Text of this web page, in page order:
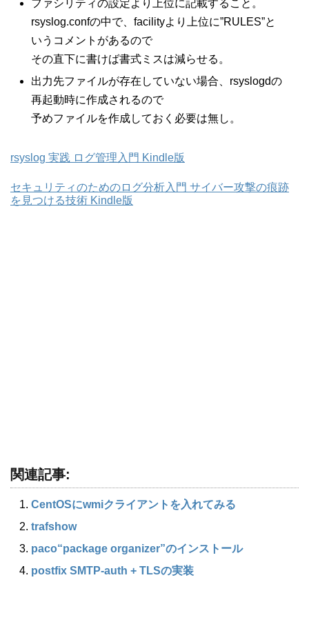
ファシリティの設定より上位に記載すること。
rsyslog.confの中で、facilityより上位に”RULES”と
いうコメントがあるので
その直下に書けば書式ミスは減らせる。
出力先ファイルが存在していない場合、rsyslogdの
再起動時に作成されるので
予めファイルを作成しておく必要は無し。
rsyslog 実践 ログ管理入門 Kindle版
セキュリティのためのログ分析入門 サイバー攻撃の痕跡
を見つける技術 Kindle版
関連記事:
CentOSにwmiクライアントを入れてみる
trafshow
paco“package organizer”のインストール
postfix SMTP-auth + TLSの実装